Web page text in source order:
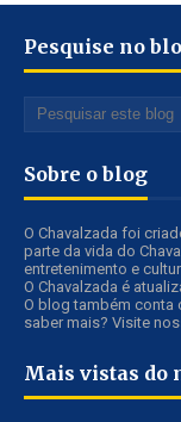
Pesquise no
Sobre o blog
O Chavalzada foi
parte da vida do
entretenimento e
O Chavalzada é
O blog também conta
saber mais? Visite
Mais vistas do